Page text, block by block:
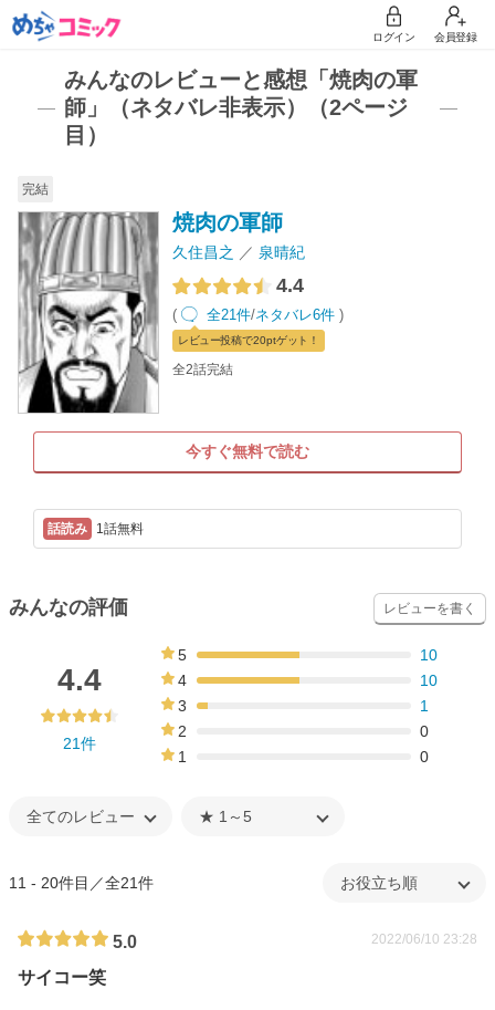
ログイン 会員登録
みんなのレビューと感想「焼肉の軍
師」（ネタバレ非表示）（2ページ
目）
完結
焼肉の軍師
久住昌之 泉晴紀
4.4
( 全21件/ネタバレ6件 )
レビュー投稿で20ptゲット！
全2話完結
今すぐ無料で読む
1話無料
みんなの評価 レビューを書く
4.4
21件
5
10
4
10
3
1
2
0
1
0
11 - 20件目／全21件
5.0 2022/06/10 23:28
サイコー笑